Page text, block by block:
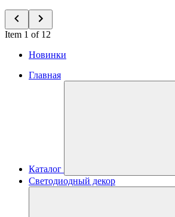
Item 1 of 12
Новинки
Главная
Каталог
Светодиодный декор